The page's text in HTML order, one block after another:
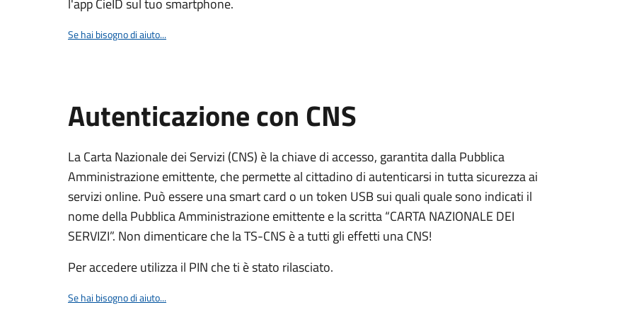
l'app CieID sul tuo smartphone.
Se hai bisogno di aiuto...
Autenticazione con CNS
La Carta Nazionale dei Servizi (CNS) è la chiave di accesso, garantita dalla Pubblica
Amministrazione emittente, che permette al cittadino di autenticarsi in tutta sicurezza ai
servizi online. Può essere una smart card o un token USB sui quali quale sono indicati il
nome della Pubblica Amministrazione emittente e la scritta “CARTA NAZIONALE DEI
SERVIZI”. Non dimenticare che la TS-CNS è a tutti gli effetti una CNS!
Per accedere utilizza il PIN che ti è stato rilasciato.
Se hai bisogno di aiuto...